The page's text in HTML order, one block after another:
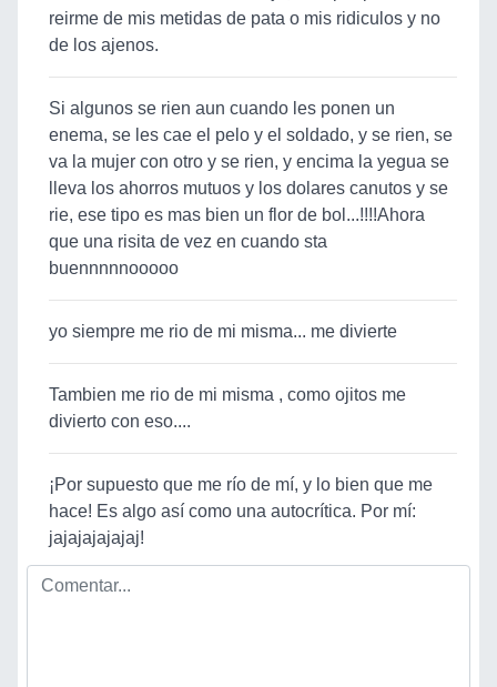
reirme de mis metidas de pata o mis ridiculos y no
de los ajenos.
Si algunos se rien aun cuando les ponen un
enema, se les cae el pelo y el soldado, y se rien, se
va la mujer con otro y se rien, y encima la yegua se
lleva los ahorros mutuos y los dolares canutos y se
rie, ese tipo es mas bien un flor de bol...!!!!Ahora
que una risita de vez en cuando sta
buennnnnooooo
yo siempre me rio de mi misma... me divierte
Tambien me rio de mi misma , como ojitos me
divierto con eso....
¡Por supuesto que me río de mí, y lo bien que me
hace! Es algo así como una autocrítica. Por mí:
jajajajajajaj!